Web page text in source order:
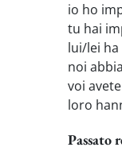
io ho
tu hai
lui/lei
noi
voi
loro
Passato